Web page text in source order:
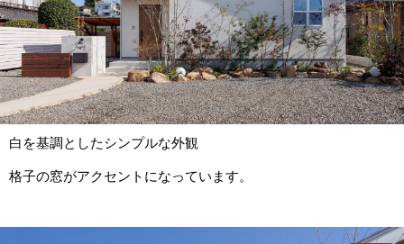
白を基調としたシンプルな外観
格子の窓がアクセントになっています。